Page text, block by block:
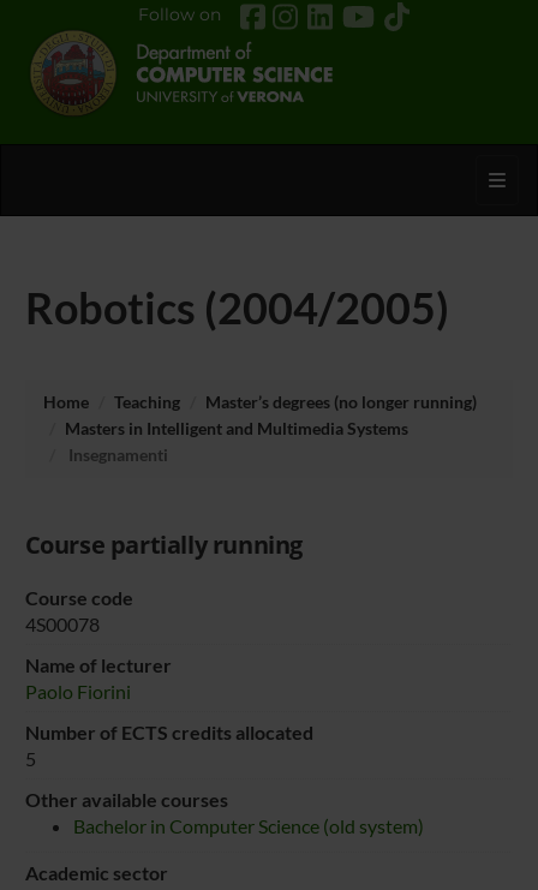
Follow on
Robotics (2004/2005)
Home Teaching
Master’s degrees (no longer running)
Masters in Intelligent and Multimedia Systems
Insegnamenti
Course partially running
Course code
4S00078
Name of lecturer
Paolo Fiorini
Number of ECTS credits allocated
5
Other available courses
Bachelor in Computer Science (old system)
Academic sector